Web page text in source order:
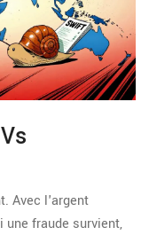
Avec l'argent
fraude survient,